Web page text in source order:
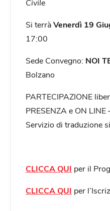
Civile
Si terràVenerdì 19
17:00
Sede Convegno: NOI
Bolzano
PARTECIPAZIONE
PRESENZA e ON
Servizio di traduzione
CLICCA QUI per il
CLICCA QUI per